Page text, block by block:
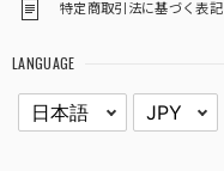
特定商取引法に基づく表記
LANGUAGE